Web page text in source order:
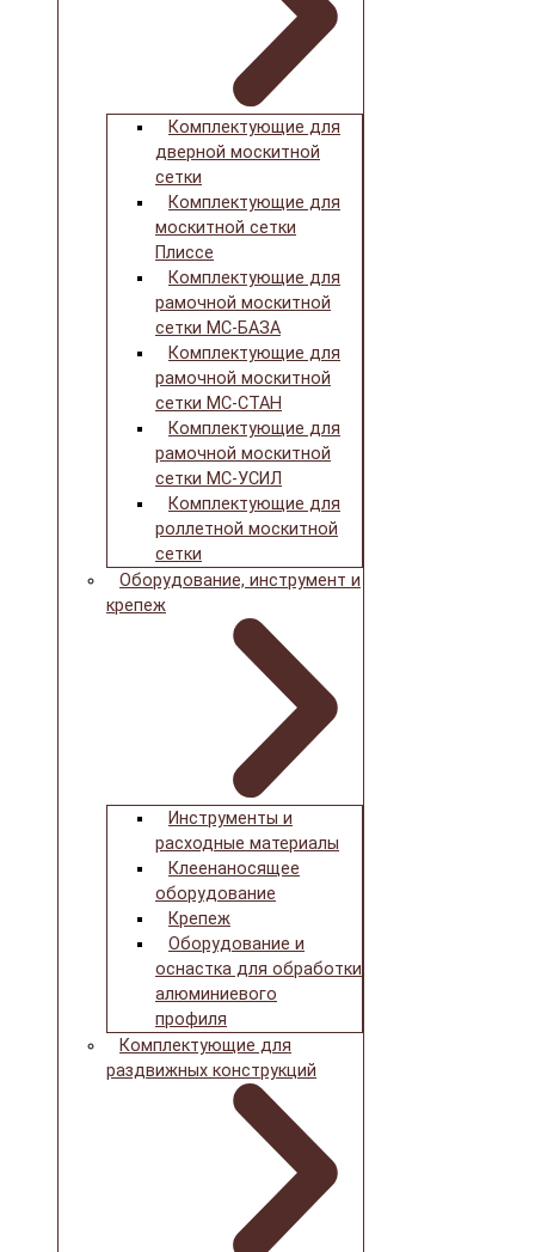
Комплектующие для
дверной москитной
сетки
Комплектующие для
москитной сетки
Плиссе
Комплектующие для
рамочной москитной
сетки МС-БАЗА
Комплектующие для
рамочной москитной
сетки МС-СТАН
Комплектующие для
рамочной москитной
сетки МС-УСИЛ
Комплектующие для
роллетной москитной
сетки
Оборудование, инструмент и
крепеж
Инструменты и
расходные материалы
Клеенаносящее
оборудование
Крепеж
Оборудование и
оснастка для обработки
алюминиевого
профиля
Комплектующие для
раздвижных конструкций